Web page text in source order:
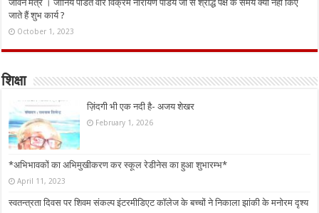
जीवन मंत्र । जानिये पंडित वीर विक्रम नारायण पांडेय जी से श्राद्ध पक्ष के समय क्यों नहीं किए
जाते हैं शुभ कार्य ?
October 1, 2023
शिक्षा
ज़िंदगी भी एक नदी है- अजय शेखर
February 1, 2026
*अभिभावकों का अभिमुखीकरण कर स्कूल रेडीनेस का हुआ शुभारम्भ*
April 11, 2023
स्वतन्त्रता दिवस पर शिवम संकल्प इंटरमीडिएट कॉलेज के बच्चों ने निकाला झांकी के मनोरम दृश्य